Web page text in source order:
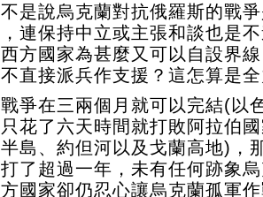
是說烏克蘭對抗俄羅斯的戰
連保持中立或主張和談也是
方國家為甚麼又可以自設界
直接派兵作支援？這怎算是全
爭在三兩個月就可以完結(以
花了六天時間就打敗阿拉伯
島、約但河以及戈蘭高地)，
了超過一年，未有任何跡象
國家卻仍忍心讓烏克蘭孤軍